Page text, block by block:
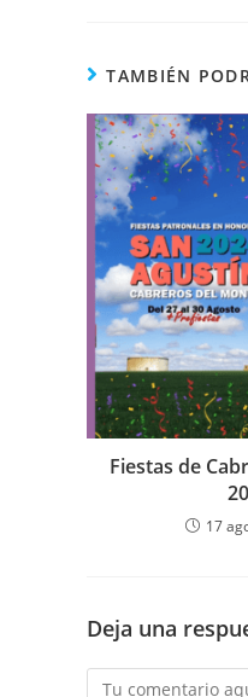
TAMBIÉN
Fiestas de
17
Deja una